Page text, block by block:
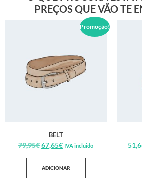
PREÇOS QUE VÃO TE
Promoção!
BELT
79,95€67,65€ IVA incluido
ADICIONAR